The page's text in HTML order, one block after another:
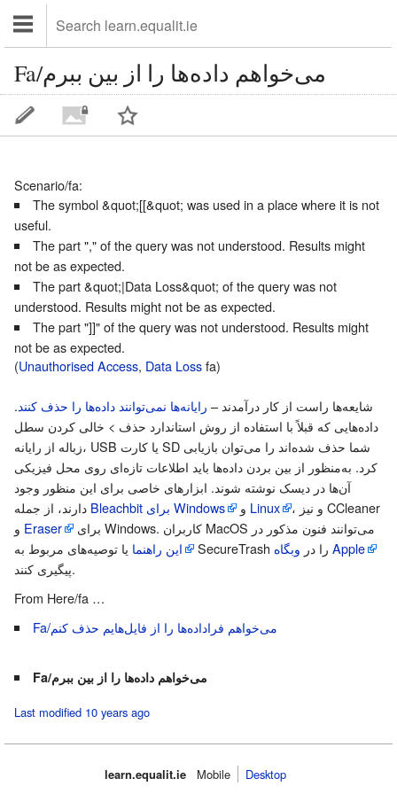
Fa/می‌خواهم داده‌ها را از بین ببرم
Scenario/fa:
The symbol &quot;[[&quot; was used in a place where it is not
useful.
The part "," of the query was not understood. Results might
not be as expected.
The part &quot;|Data Loss&quot; of the query was not
understood. Results might not be as expected.
The part "]]" of the query was not understood. Results might
not be as expected.
(Unauthorised Access, Data Lossfa)
شایعه‌ها راست از کار درآمدند – رایانه‌ها نمی‌توانند داده‌ها را حذف کنند.
داده‌هایی که قبلاً با استفاده از روش استاندارد حذف >‌ خالی کردن سطل
زباله از رایانه، USB یا کارت SD شما حذف شده‌اند را می‌توان بازیابی
کرد. به‌منظور از بین بردن داده‌ها باید اطلاعات تازه‌ای روی محل فیزیکی
آن‌ها در دیسک نوشته شوند. ابزارهای خاصی برای این منظور وجود
Bleachbit برای Windows Linux
CCleaner
Eraser
برای Windows. کاربران MacOS می‌توانند فنون مذکور در
این راهنما
یا توصیه‌های مربوط به SecureTrash را در وبگاه Apple
پیگیری کنند.
From Here/fa …
Fa/می‌خواهم فراداده‌ها را از فایل‌هایم حذف کنم
Fa/می‌خواهم داده‌ها را از بین ببرم
Last modified 10 years ago
learn.equalit.ie Mobile‌ Desktop